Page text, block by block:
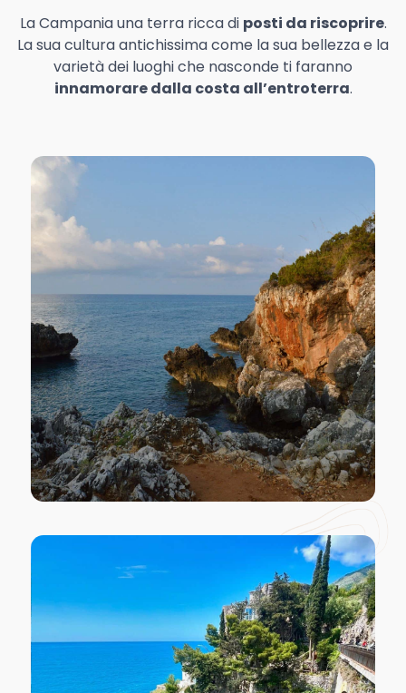
La Campania una terra ricca di posti da riscoprire.
La sua cultura antichissima come la sua bellezza e la
varietà dei luoghi che nasconde ti faranno
innamorare dalla costa all’entroterra.